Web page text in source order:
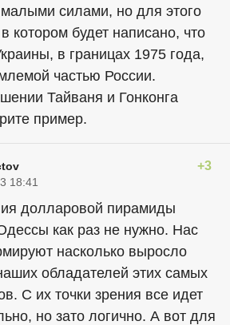
силами, но для этого
котором будет написано, что
в границах 1975 года,
частью России.
Тайваня и Гонконга
пример.
+3
18:41
долларовой пирамиды
как раз не нужно. Нас
насколько выросло
обладателей этих самых
С их точки зрения все идет
но зато логично. А вот для